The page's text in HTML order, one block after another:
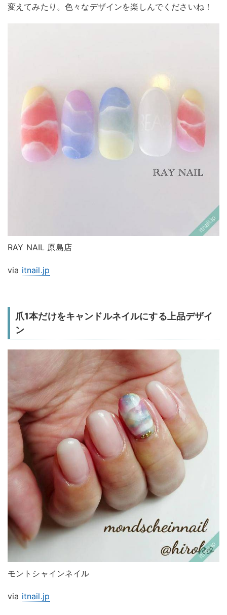
変えてみたり。色々なデザインを楽しんでくださいね！
RAY NAIL 原島店
via itnail.jp
爪1本だけをキャンドルネイルにする上品デザイ
ン
モントシャインネイル
via itnail.jp